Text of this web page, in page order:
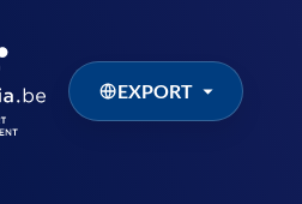
EXPORT